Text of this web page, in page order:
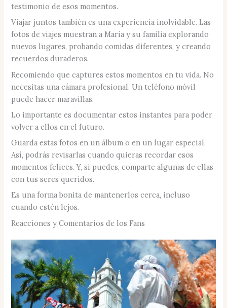
testimonio de esos momentos.
Viajar juntos también es una experiencia inolvidable. Las
fotos de viajes muestran a María y su familia explorando
nuevos lugares, probando comidas diferentes, y creando
recuerdos duraderos.
Recomiendo que captures estos momentos en tu vida. No
necesitas una cámara profesional. Un teléfono móvil
puede hacer maravillas.
Lo importante es documentar estos instantes para poder
volver a ellos en el futuro.
Guarda estas fotos en un álbum o en un lugar especial.
Así, podrás revisarlas cuando quieras recordar esos
momentos felices. Y, si puedes, comparte algunas de ellas
con tus seres queridos.
Es una forma bonita de mantenerlos cerca, incluso
cuando estén lejos.
Reacciones y Comentarios de los Fans